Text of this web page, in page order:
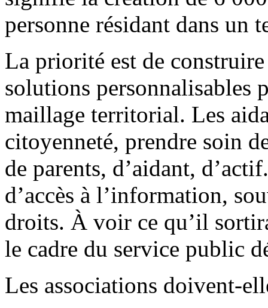
personne résidant dans un
La priorité est de
solutions personnalisables
maillage territorial. Les
citoyenneté, prendre soin
de parents, d’aidant,
d’accès à l’information,
droits. À voir ce qu’il
le cadre du service public
Les associations doivent-